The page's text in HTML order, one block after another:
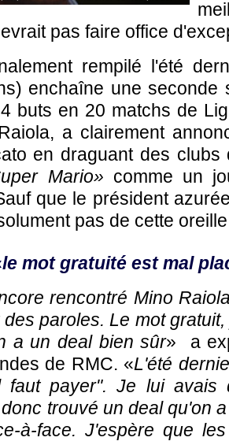
pas faire office
rempilé l'été
enchaîne une seconde
buts en 20 matchs de
a clairement
en draguant des
Mario» comme un
que le président
pas de cette
le mot gratuité est mal
rencontré Mino
paroles. Le mot
a un deal bien sûr» a
de RMC. «L'été
faut payer". Je lui avais
trouvé un deal qu'on
à-face. J'espère que